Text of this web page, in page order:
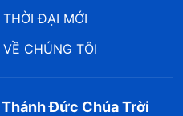
THỜI ĐẠI MỚI
VỀ CHÚNG TÔI
Đức Chúa Trời